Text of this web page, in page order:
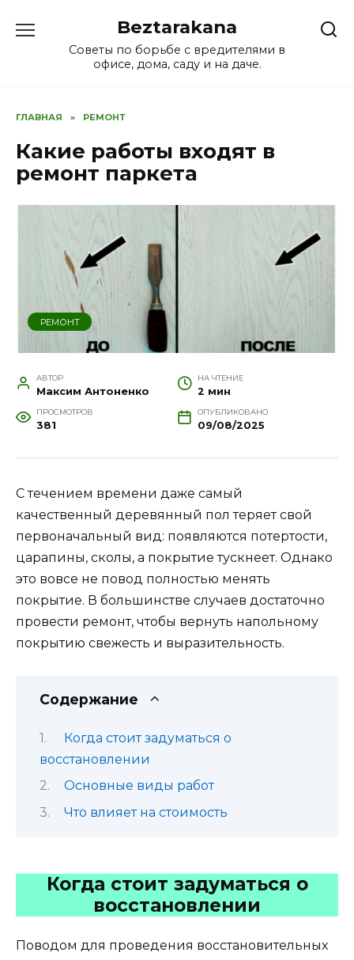
содержанию
Beztarakana
Советы по борьбе с вредителями в
офисе, дома, саду и на даче.
ГЛАВНАЯ » РЕМОНТ
Какие работы входят в
ремонт паркета
РЕМОНТ
АВТОР
Максим Антоненко
НА ЧТЕНИЕ
2 мин
ПРОСМОТРОВ
381
ОПУБЛИКОВАНО
09/08/2025
С течением времени даже самый
качественный деревянный пол теряет свой
первоначальный вид: появляются потертости,
царапины, сколы, а покрытие тускнеет. Однако
это вовсе не повод полностью менять
покрытие. В большинстве случаев достаточно
провести ремонт, чтобы вернуть напольному
покрытию свежесть и выразительность.
Содержание
Когда стоит задуматься о
восстановлении
Основные виды работ
Что влияет на стоимость
Когда стоит задуматься о
восстановлении
Поводом для проведения восстановительных